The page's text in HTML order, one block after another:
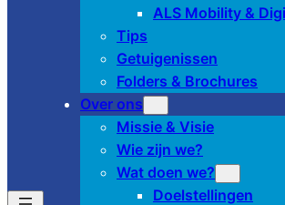
ALS Mobility &
Tips
Getuigenissen
Folders & Brochures
Over ons
Missie & Visie
Wie zijn we?
Wat doen we?
Doelstellingen